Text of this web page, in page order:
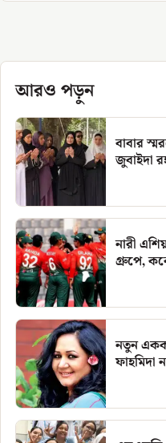
আরও পড়ুন
বাবার
জুবাইদা
নারী
গ্রুপে,
নতুন একক
ফাহমিদা